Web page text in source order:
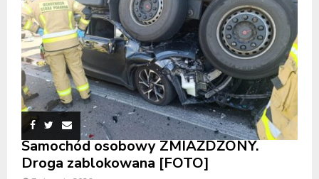
Samochód osobowy ZMIAŻDŻONY.
Droga zablokowana [FOTO]